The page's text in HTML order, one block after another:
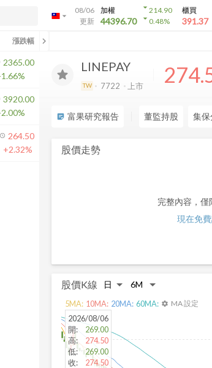
arrow_drop_down
08/06
更新
加權
44396.70
arrow_drop_down214.90
arrow_drop_down0.48%
櫃買
391.37
：
LINEPAY
TW 7722 上市
sticky_note_2 富果研究報告 董監持股 集
股價走勢
完整內容，僅
現在免
股價K線
2026/08/06
開:
269.00
高:
274.50
低:
269.00
收:
274.50
5MA: 10MA: 20MA: 60MA: settings MA 設定
漲跌幅 chevron_left
2365.00
3920.00
264.50
+2.32%